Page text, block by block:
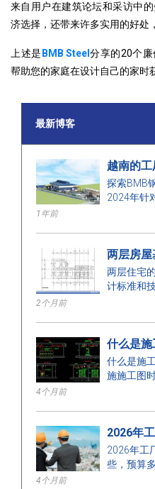
来自用户在建筑论坛和采访中
济选择，还带来许多实用的好处
上述是 BMB Steel 分享的20个
帮助您的家庭在设计自己的家时
最新博客
1年前
越南的
探索BMB
2024年针
2个月前
两层房
两层住宅
计标准和
4个月前
什么是
什么是施
施施工图
4个月前
2026年
2026年工
些，预算